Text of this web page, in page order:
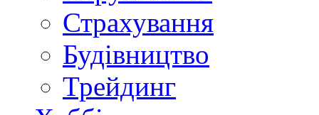
Страхування
Будівництво
Трейдинг